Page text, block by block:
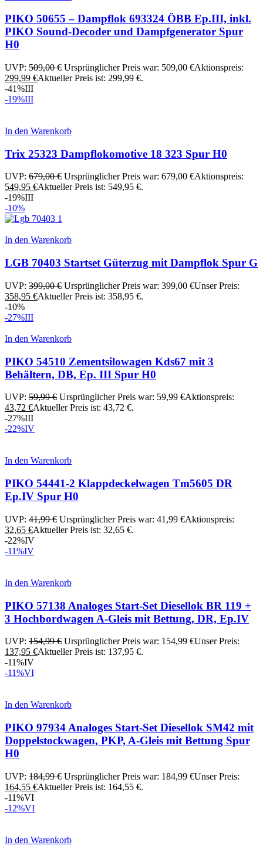
PIKO 50655 – Dampflok 693324 ÖBB Ep.III, inkl.
PIKO Sound-Decoder und Dampfgenerator Spur
H0
UVP: 509,00€ Ursprünglicher Preis war: 509,00 €Aktionspreis:
299,99 €Aktueller Preis ist: 299,99 €.
-41%III
-19%III
In den Warenkorb
Trix 25323 Dampflokomotive 18 323 Spur H0
UVP: 679,00€ Ursprünglicher Preis war: 679,00 €Aktionspreis:
549,95 €Aktueller Preis ist: 549,95 €.
-19%III
-10%
In den Warenkorb
LGB 70403 Startset Güterzug mit Dampflok Spur G
UVP: 399,00€ Ursprünglicher Preis war: 399,00 €Unser Preis:
358,95 €Aktueller Preis ist: 358,95 €.
-10%
-27%III
In den Warenkorb
PIKO 54510 Zementsilowagen Kds67 mit 3
Behältern, DB, Ep. III Spur H0
UVP: 59,99€ Ursprünglicher Preis war: 59,99 €Aktionspreis:
43,72 €Aktueller Preis ist: 43,72 €.
-27%III
-22%IV
In den Warenkorb
PIKO 54441-2 Klappdeckelwagen Tm5605 DR
Ep.IV Spur H0
UVP: 41,99€ Ursprünglicher Preis war: 41,99 €Aktionspreis:
32,65 €Aktueller Preis ist: 32,65 €.
-22%IV
-11%IV
In den Warenkorb
PIKO 57138 Analoges Start-Set Diesellok BR 119 +
3 Hochbordwagen A-Gleis mit Bettung, DR, Ep.IV
UVP: 154,99€ Ursprünglicher Preis war: 154,99 €Unser Preis:
137,95 €Aktueller Preis ist: 137,95 €.
-11%IV
-11%VI
In den Warenkorb
PIKO 97934 Analoges Start-Set Diesellok SM42 mit
Doppelstockwagen, PKP, A-Gleis mit Bettung Spur
H0
UVP: 184,99€ Ursprünglicher Preis war: 184,99 €Unser Preis:
164,55 €Aktueller Preis ist: 164,55 €.
-11%VI
-12%VI
In den Warenkorb